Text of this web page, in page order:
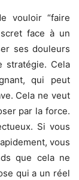
vouloir “faire
face à un
ses douleurs
stratégie. Cela
qui peut
Cela ne veut
par la force.
Si vous
vous
que cela ne
qui a un réel